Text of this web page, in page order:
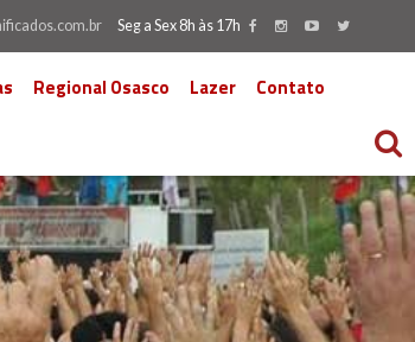
Seg a Sex 8h às 17h
Regional Osasco Lazer
Contato